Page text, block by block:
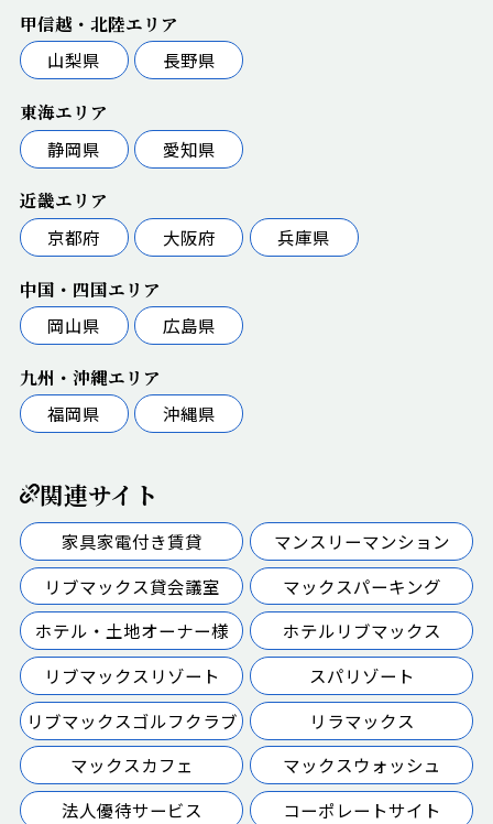
甲信越・北陸エリア
山梨県
長野県
東海エリア
静岡県
愛知県
近畿エリア
京都府
大阪府 兵庫県
中国・四国エリア
岡山県
広島県
九州・沖縄エリア
福岡県
沖縄県
関連サイト
家具家電付き賃貸
マンスリーマンション
リブマックス貸会議室
マックスパーキング
ホテル・土地オーナー様
ホテルリブマックス
リブマックスリゾート
スパリゾート
リブマックスゴルフクラブ
リラマックス
マックスカフェ
マックスウォッシュ
法人優待サービス
コーポレートサイト